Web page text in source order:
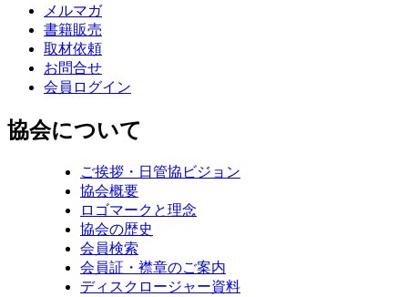
メルマガ
書籍販売
取材依頼
お問合せ
会員ログイン
協会について
ご挨拶・日管協ビジョン
協会概要
ロゴマークと理念
協会の歴史
会員検索
会員証・襟章のご案内
ディスクロージャー資料